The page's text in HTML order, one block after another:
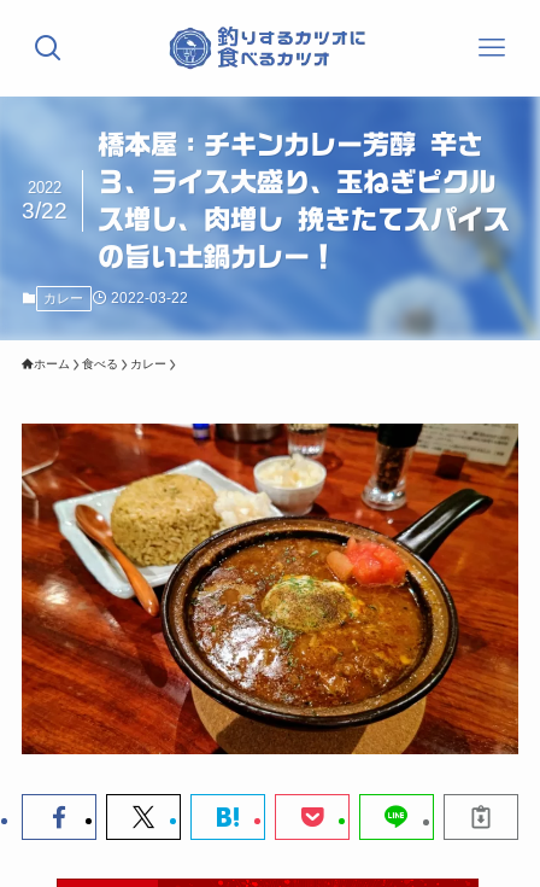
橋本屋：チキンカレー芳醇 辛さ
３、ライス大盛り、玉ねぎピクル
ス増し、肉増し 挽きたてスパイス
の旨い土鍋カレー！
2022
3/22
カレー 2022-03-22
ホーム 食べる カレー